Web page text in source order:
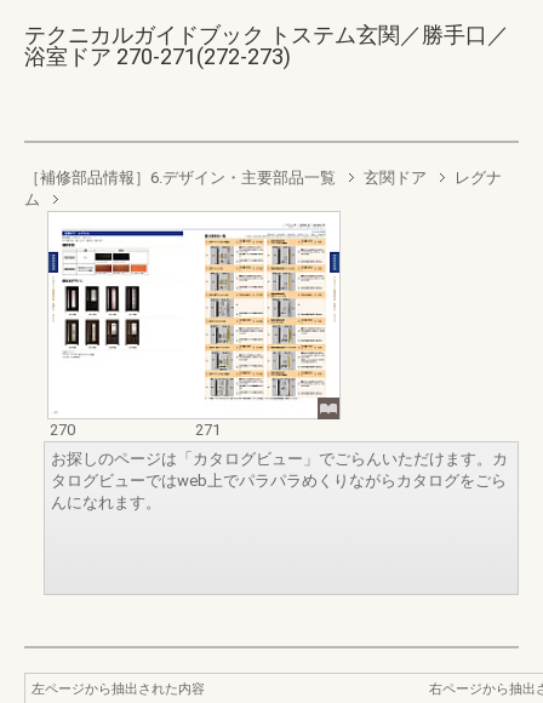
テクニカルガイドブック トステム玄関／勝手口／
浴室ドア 270-271(272-273)
［補修部品情報］6.デザイン・主要部品一覧 玄関ドア
レグナ
ム
270
271
お探しのページは「カタログビュー」でごらんいただけます。カ
タログビューではweb上でパラパラめくりながらカタログをごら
んになれます。
左ページから抽出された内容
右ページから抽出